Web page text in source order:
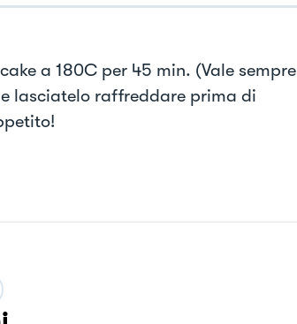
a 180C per 45 min. (Vale sempre
lasciatelo raffreddare prima di